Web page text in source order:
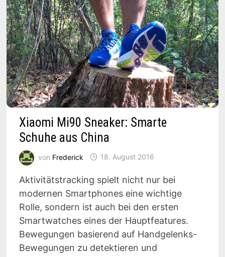
Xiaomi Mi90 Sneaker: Smarte
Schuhe aus China
von Frederick 18. August 2016
Aktivitätstracking spielt nicht nur bei
modernen Smartphones eine wichtige
Rolle, sondern ist auch bei den ersten
Smartwatches eines der Hauptfeatures.
Bewegungen basierend auf Handgelenks-
Bewegungen zu detektieren und